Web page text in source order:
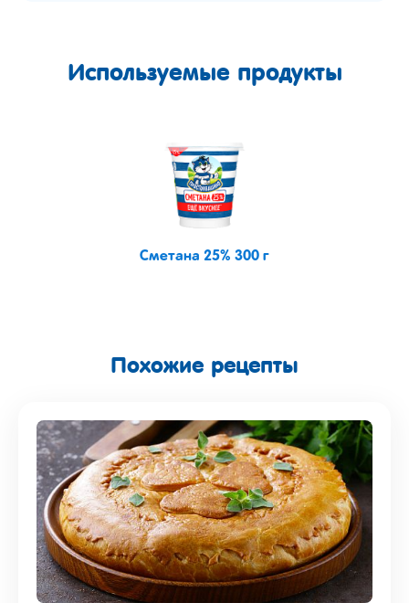
Используемые продукты
Сметана 25% 300 г
Похожие рецепты